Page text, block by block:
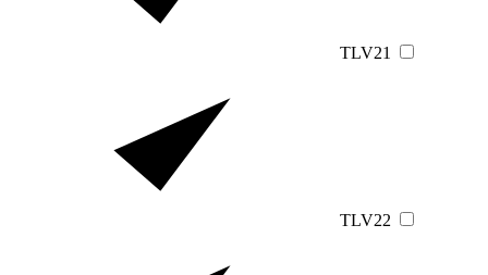
TLV21
TLV22